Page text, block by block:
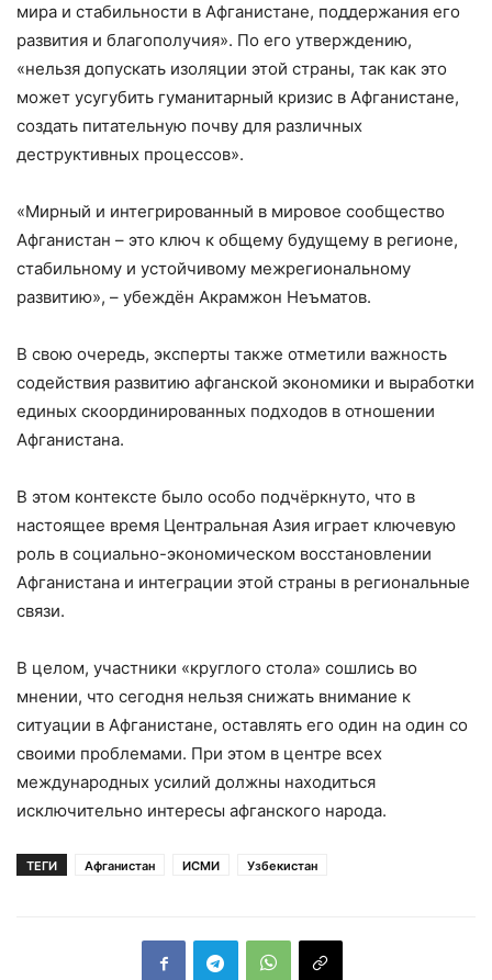
мира и стабильности в Афганистане, поддержания его
развития и благополучия». По его утверждению,
«нельзя допускать изоляции этой страны, так как это
может усугубить гуманитарный кризис в Афганистане,
создать питательную почву для различных
деструктивных процессов».
«Мирный и интегрированный в мировое сообщество
Афганистан – это ключ к общему будущему в регионе,
стабильному и устойчивому межрегиональному
развитию», – убеждён Акрамжон Неъматов.
В свою очередь, эксперты также отметили важность
содействия развитию афганской экономики и выработки
единых скоординированных подходов в отношении
Афганистана.
В этом контексте было особо подчёркнуто, что в
настоящее время Центральная Азия играет ключевую
роль в социально-экономическом восстановлении
Афганистана и интеграции этой страны в региональные
связи.
В целом, участники «круглого стола» сошлись во
мнении, что сегодня нельзя снижать внимание к
ситуации в Афганистане, оставлять его один на один со
своими проблемами. При этом в центре всех
международных усилий должны находиться
исключительно интересы афганского народа.
ТЕГИ Афганистан ИСМИ Узбекистан